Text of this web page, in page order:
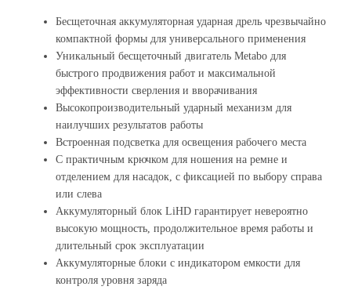
Бесщеточная аккумуляторная ударная дрель чрезвычайно
компактной формы для универсального применения
Уникальный бесщеточный двигатель Metabo для
быстрого продвижения работ и максимальной
эффективности сверления и вворачивания
Высокопроизводительный ударный механизм для
наилучших результатов работы
Встроенная подсветка для освещения рабочего места
С практичным крючком для ношения на ремне и
отделением для насадок, с фиксацией по выбору справа
или слева
Аккумуляторный блок LiHD гарантирует невероятно
высокую мощность, продолжительное время работы и
длительный срок эксплуатации
Аккумуляторные блоки с индикатором емкости для
контроля уровня заряда